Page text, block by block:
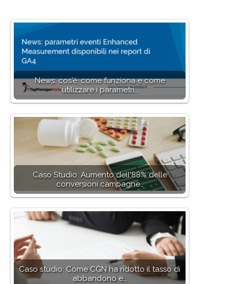
News: cos'è, come funziona e come
utilizzare i parametri…
Caso Studio: Aumento dell'88% delle
conversioni campagne…
Caso studio: Come CGN ha ridotto il tasso di
abbandono e…